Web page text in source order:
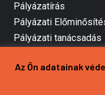
Pályázatírás
Pályázati
Pályázati tanácsadás
Mezőgazdasági
Az Ön adatainak